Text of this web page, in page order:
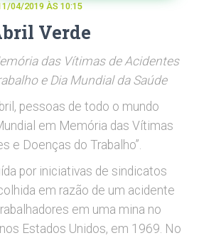
04/2019 ÀS 10:15
Verde
das Vítimas de Acidentes
e Dia Mundial da Saúde
pessoas de todo o mundo
em Memória das Vítimas
e Doenças do Trabalho”.
por iniciativas de sindicatos
em razão de um acidente
em uma mina no
Estados Unidos, em 1969. No